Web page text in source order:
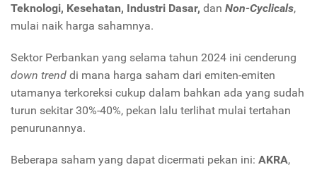
Teknologi, Kesehatan, Industri Dasar, dan Non-Cyclicals,
mulai naik harga sahamnya.
Sektor Perbankan yang selama tahun 2024 ini cenderung
down trend di mana harga saham dari emiten-emiten
utamanya terkoreksi cukup dalam bahkan ada yang sudah
turun sekitar 30%-40%, pekan lalu terlihat mulai tertahan
penurunannya.
Beberapa saham yang dapat dicermati pekan ini: AKRA,